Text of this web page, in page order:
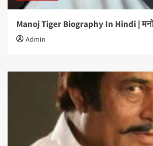
Manoj Tiger Biography In Hindi |
Admin